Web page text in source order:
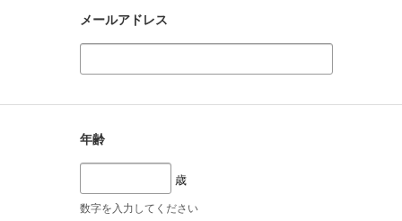
メールアドレス
年齢
歳
数字を入力してください